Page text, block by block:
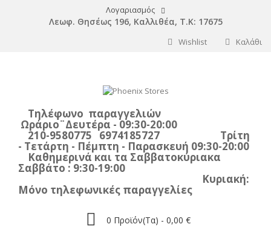
Λογαριασμός
Λεωφ. Θησέως 196, Καλλιθέα, Τ.Κ: 17675
Καλάθι
Wishlist
Τηλέφωνο παραγγελιών
Ωράριο¨Δευτέρα - 09:30-20:00
210-9580775 6974185727 Τρίτη
- Τετάρτη - Πέμπτη - Παρασκευή 09:30-20:00
Καθημερινά και τα Σαββατοκύριακα
Σαββάτο : 9:30-19:00
Κυριακή:
Μόνο τηλεφωνικές παραγγελίες
0 Προϊόν(τα) - 0,00 €